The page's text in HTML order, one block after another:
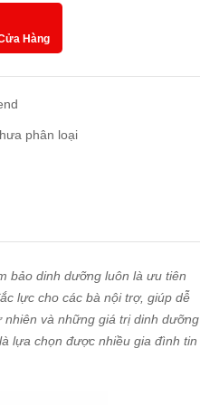
Hàng
phân loại
bảo dinh dưỡng luôn là ưu tiên
lực cho các bà nội trợ, giúp dễ
và những giá trị dinh dưỡng
lựa chọn được nhiều gia đình tin